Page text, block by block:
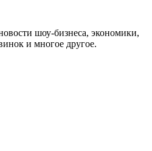
шоу-бизнеса, экономики,
и многое другое.